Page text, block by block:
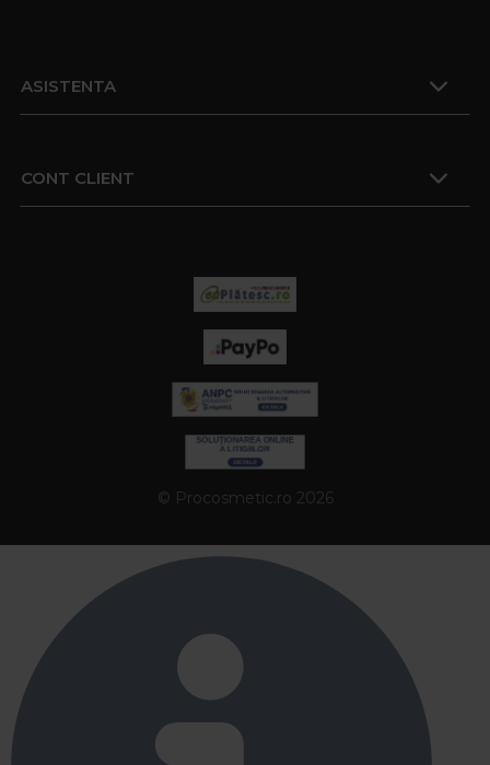
ASISTENTA
CONT CLIENT
© Procosmetic.ro 2026